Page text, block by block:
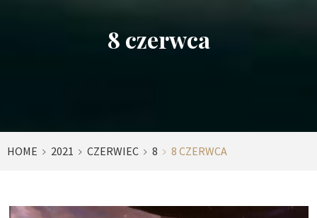
8 czerwca
HOME 2021 CZERWIEC 8 8 CZERWCA